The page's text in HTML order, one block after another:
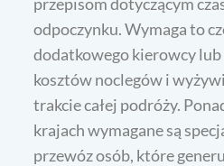
odpoczynku. Wymaga to
dodatkowego kierowcy
kosztów noclegów i
trakcie całej podróży.
krajach wymagane są
przewóz osób, które